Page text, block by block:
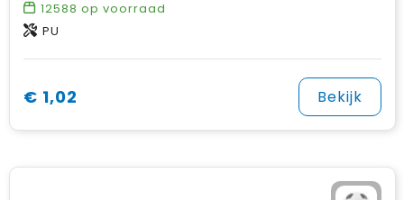
12588 op voorraad
PU
€ 1,02 Bekijk